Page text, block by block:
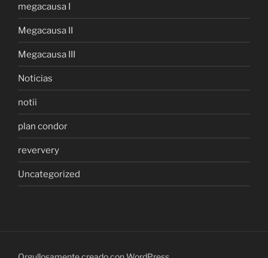
megacausa I
Megacausa II
Megacausa III
Noticias
notii
plan condor
reververy
Uncategorized